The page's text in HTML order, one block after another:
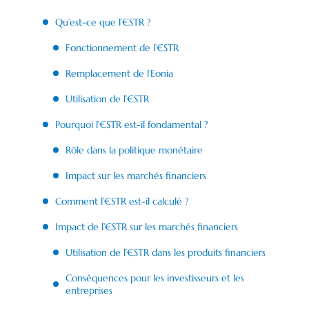
Qu’est-ce que l’€STR ?
Fonctionnement de l’€STR
Remplacement de l’Eonia
Utilisation de l’€STR
Pourquoi l’€STR est-il fondamental ?
Rôle dans la politique monétaire
Impact sur les marchés financiers
Comment l’€STR est-il calculé ?
Impact de l’€STR sur les marchés financiers
Utilisation de l’€STR dans les produits financiers
Conséquences pour les investisseurs et les
entreprises